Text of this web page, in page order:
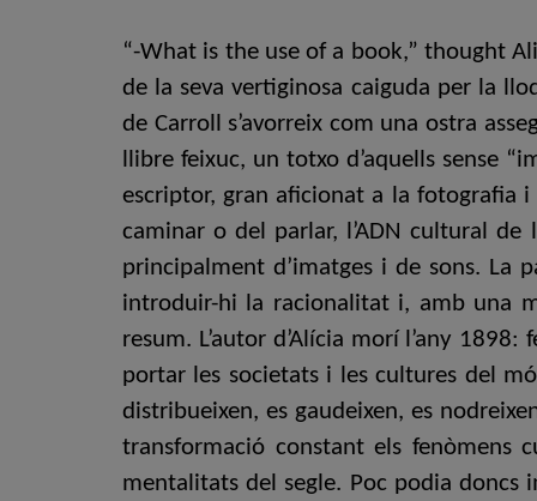
“-What is the use of a book,” thought
de la seva vertiginosa caiguda per la
de Carroll s’avorreix com una ostra
llibre feixuc, un totxo d’aquells sense
escriptor, gran aficionat a la fotografia i
caminar o del parlar, l’ADN cultural
principalment d’imatges i de sons. La
introduir-hi la racionalitat i, amb una
resum. L’autor d’Alícia morí l’any
portar les societats i les cultures del
distribueixen, es gaudeixen, es
transformació constant els fenòmens
mentalitats del segle. Poc podia doncs